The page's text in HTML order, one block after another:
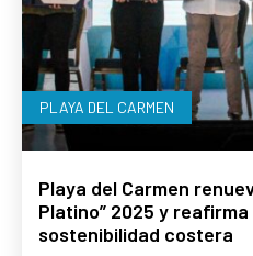
PLAYA DEL CARMEN
Playa del Carmen
Platino” 2025 y
sostenibilidad costera